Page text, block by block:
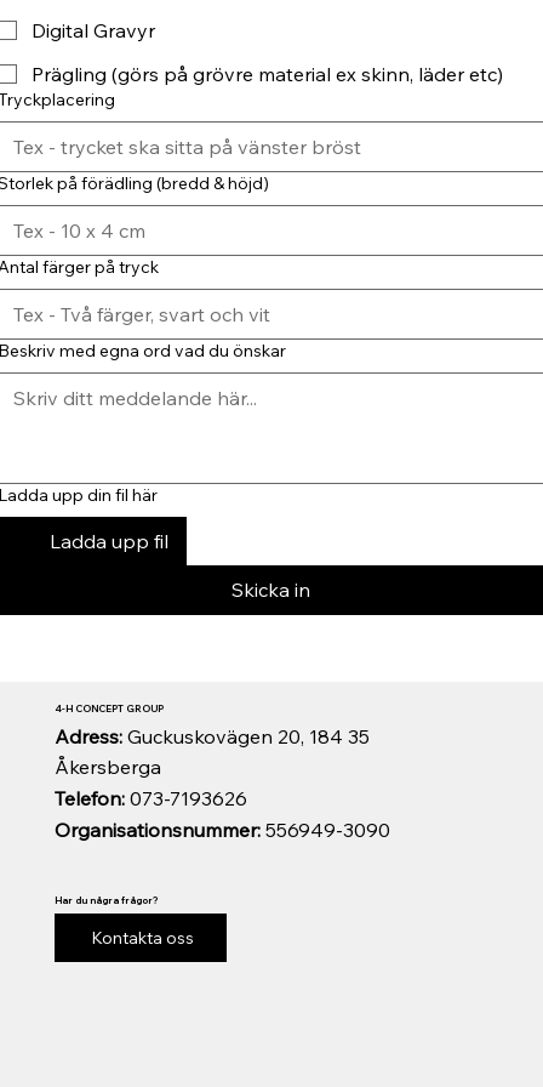
Digital Gravyr
Prägling (görs på grövre material ex skinn, läder etc)
på förädling (bredd & höjd)
färger på tryck
med egna ord vad du önskar
upp din fil här
Ladda upp fil
Skicka in
Organisationsnummer:556949-3090
Telefon:073-7193626
Adress: Guckuskovägen 20, 184 35
Åkersberga
4-H CONCEPT GROUP
Har du några frågor?
Kontakta oss